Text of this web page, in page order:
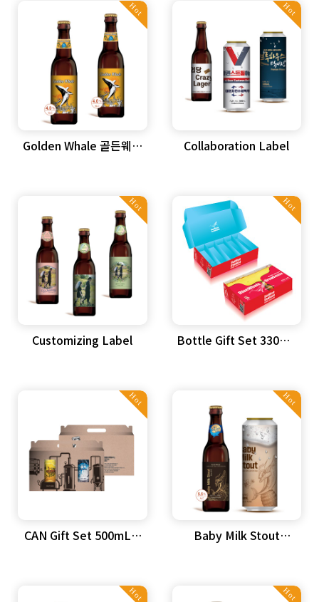
Hot
Golden Whale 골든웨일
Hot
Collaboration Label
Hot
Customizing Label
Hot
Bottle Gift Set 330mL
Hot
CAN Gift Set 500mL X
Hot
Baby Milk Stout
Hot Hot